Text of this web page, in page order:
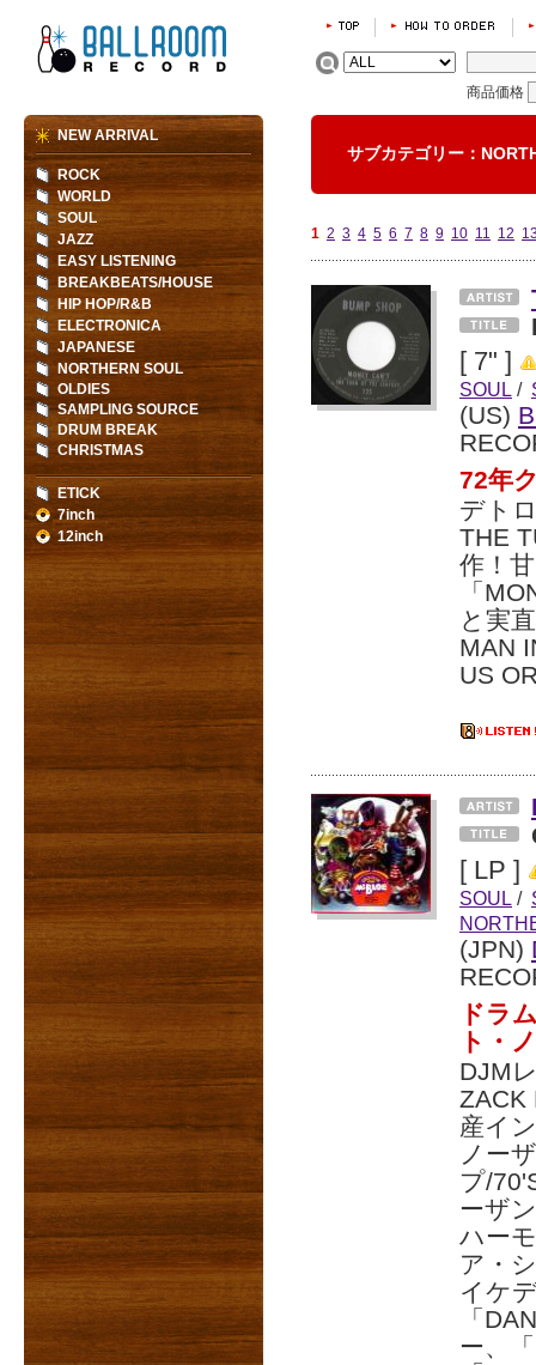
商品価格
サブカテゴリー：
1 2 3 4 5 6 7 8 9 10 11 12
[ 7" ]
SOUL /
(US)
72年
デト
THE
作！
「
と実
MAN
US
[ LP ]
SOUL /
(JPN)
ドラ
ト・
DJM
ZACK
産イ
ノー
プ/
ーザ
ハー
ア・
イケ
「
ー、
NEW ARRIVAL
ROCK
WORLD
SOUL
JAZZ
EASY LISTENING
BREAKBEATS/HOUSE
HIP HOP/R&B
ELECTRONICA
JAPANESE
NORTHERN SOUL
OLDIES
SAMPLING SOURCE
DRUM BREAK
CHRISTMAS
ETICK
7inch
12inch